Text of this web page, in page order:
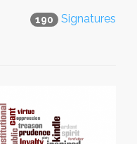
190 Signatures